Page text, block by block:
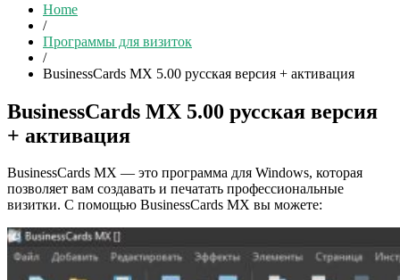
Home
/
Программы для визиток
/
BusinessCards MX 5.00 русская версия + активация
BusinessCards MX 5.00 русская версия
+ активация
BusinessCards MX — это программа для Windows, которая
позволяет вам создавать и печатать профессиональные
визитки. С помощью BusinessCards MX вы можете: